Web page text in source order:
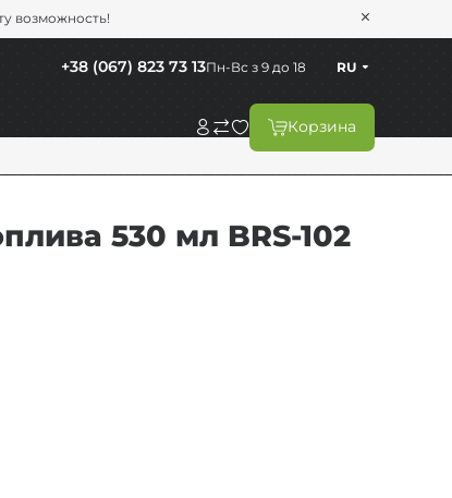
возможность!
Корзина
Пн-Вс з 9 до 18
+38 (067) 823 73 13 RU
530 мл BRS-102